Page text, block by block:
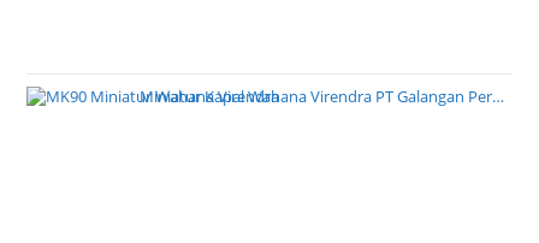
Miniatur Kapal Wahana Virendra PT Galangan Perkasa Pratama